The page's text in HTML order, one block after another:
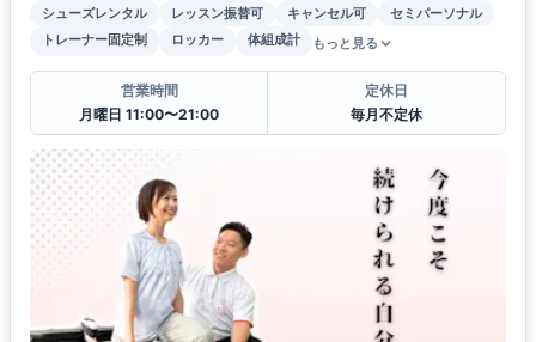
シューズレンタル レッスン振替可 キャンセル可
セミパーソナル
トレーナー固定制
ロッカー 体組成計 もっと見る
営業時間
月曜日 11:00〜21:00
定休日
毎月不定休